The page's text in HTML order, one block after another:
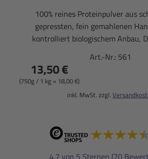
100% reines Proteinpulver aus
gepressten, fein gemahlenen
kontrolliert biologischem Anbau,
Art.-Nr.: 561
13,50 €
(750g / 1 kg = 18,00 €)
inkl. MwSt. zzgl.
4.7 von 5 Sternen (70